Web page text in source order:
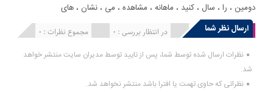
دومین ، را ، سال ،کنید ، ماهانه ، مشاهده ، می ،نشان ،های
ارسال نظر شما
مجموع نظرات : 0 در انتظار بررسی : 0 انتشار یافته : 0
نظرات ارسال شده توسط شما، پس از تایید توسط مدیران سایت منتشر خواهد
شد.
نظراتی که حاوی تهمت یا افترا باشد منتشر نخواهد شد.